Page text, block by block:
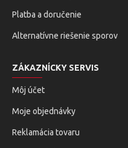
Platba a doručenie
Alternatívne riešenie sporov
ZÁKAZNÍCKY SERVIS
Môj účet
Moje objednávky
Reklamácia tovaru